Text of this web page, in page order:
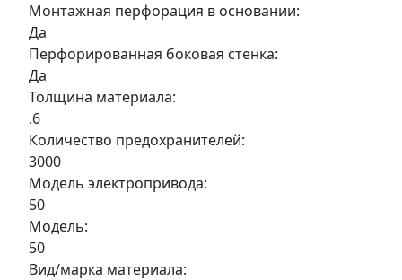
Монтажная перфорация в основании:
Да
Перфорированная боковая стенка:
Да
Толщина материала:
.6
Количество предохранителей:
3000
Модель электропривода:
50
Модель:
50
Вид/марка материала: